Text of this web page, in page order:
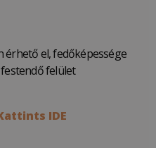
érhető el, fedőképessége
felület
IDE